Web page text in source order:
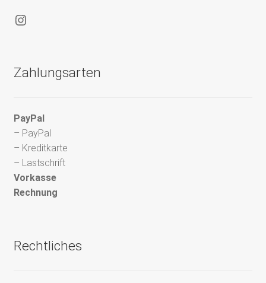
Instagram
Zahlungsarten
PayPal
– PayPal
– Kreditkarte
– Lastschrift
Vorkasse
Rechnung
Rechtliches